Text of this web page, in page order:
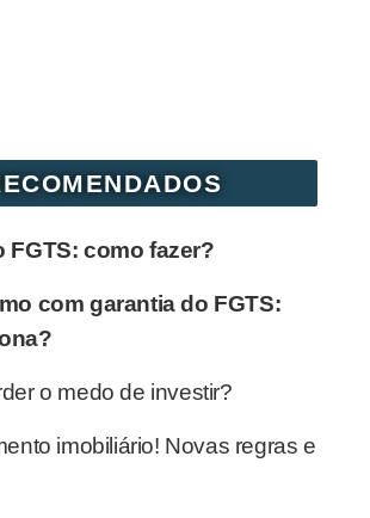
FGTS: como fazer?
com garantia do FGTS:
o medo de investir?
imobiliário! Novas regras e